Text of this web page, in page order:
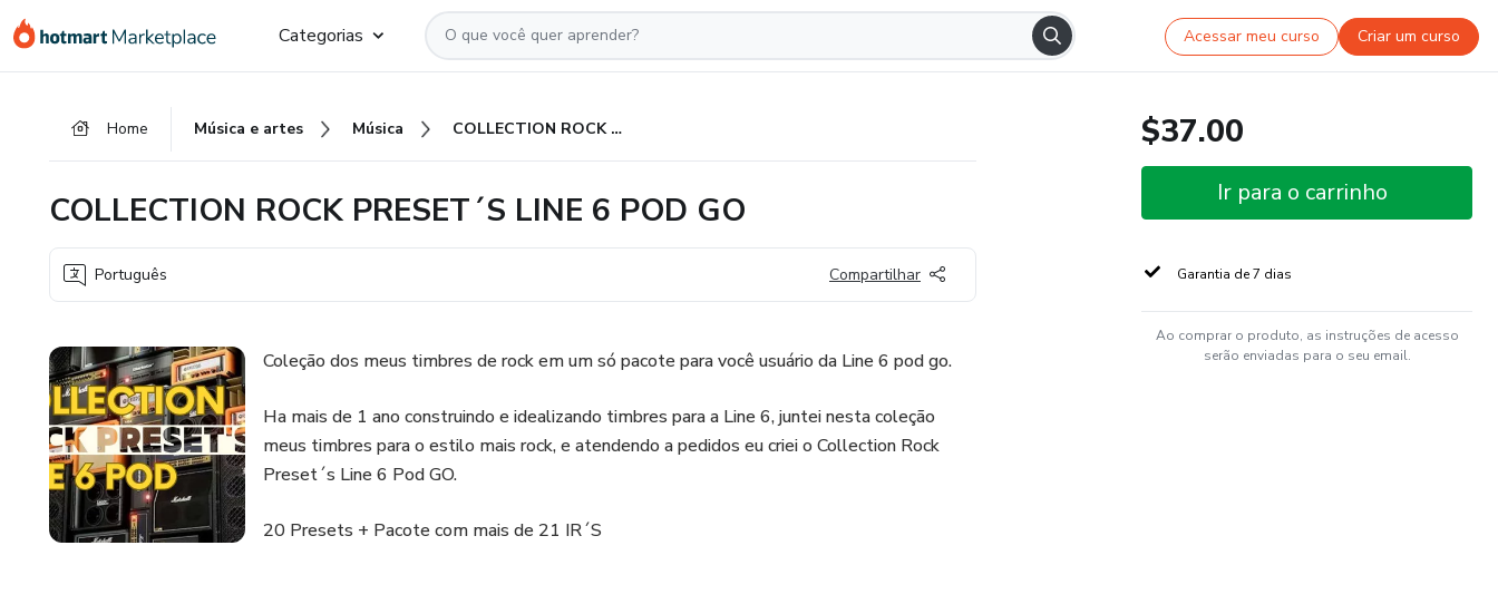
para
para
para
Categorias Acessar meu curso Criar um curso
Home Música e artes Música COLLECTION ROCK PRESET´S LINE 6 POD GO
COLLECTION ROCK PRESET´S LINE 6 POD GO
Português Compartilhar
Coleção dos meus timbres de rock em um só pacote para você usuário da Line 6 pod go.
Ha mais de 1 ano construindo e idealizando timbres para a Line 6, juntei nesta coleção
meus timbres para o estilo mais rock, e atendendo a pedidos eu criei o Collection Rock
Preset´s Line 6 Pod GO.
20 Presets + Pacote com mais de 21 IR´S
$37.00
Ir para o carrinho
Garantia de 7 dias
Ao comprar o produto, as instruções de acesso
serão enviadas para o seu email.